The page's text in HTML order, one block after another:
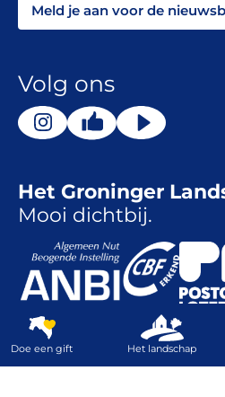
Het Groninger
Mooi dichtbij.
Meld je aan voor de
Volg ons
Doe een gift Het landschap